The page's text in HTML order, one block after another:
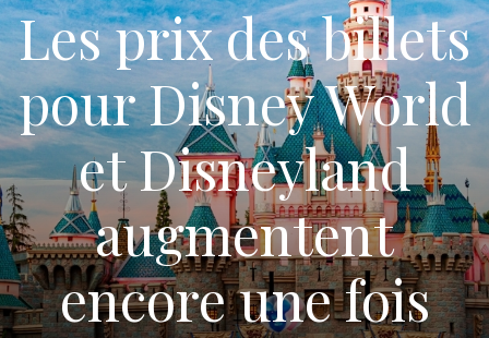
Les prix des billets
pour Disney World
et Disneyland
augmentent
encore une fois